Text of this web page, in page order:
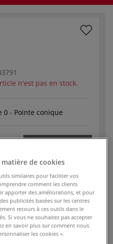
n'est pas en stock.
0 - Pointe conique
de cookies
similaires pour faciliter vos
comment les clients
apporter des améliorations, et pour
publicités basées sur les centres
recours à ces outils dans le
Si vous ne souhaitez pas accepter
en savoir plus sur comment nous
les cookies ».